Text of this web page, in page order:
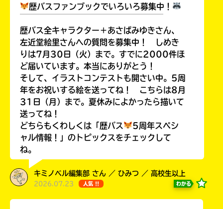
歴バスファンブックでいろいろ募集中！
歴バス全キャラクター＋あさばみゆきさん、
左近堂絵里さんへの質問を募集中！ しめき
りは7月30日（火）まで。すでに2000件ほ
ど届いています。本当にありがとう！
そして、イラストコンテストも開さい中。5周
年をお祝いする絵を送ってね！ こちらは8月
31日（月）まで。夏休みによかったら描いて
送ってね！
どちらもくわしくは「歴バス
5周年スペシ
ャル情報！」のトピックスをチェックして
ね。
キミノベル編集部 さん ／ ひみつ ／ 高校生以上
2026.07.23 人気 !! わかる
入
力
内
容
エ
ラ
ー
る
で、